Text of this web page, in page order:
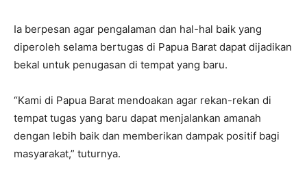
Ia berpesan agar pengalaman dan hal-hal baik yang
diperoleh selama bertugas di Papua Barat dapat dijadikan
bekal untuk penugasan di tempat yang baru.
“Kami di Papua Barat mendoakan agar rekan-rekan di
tempat tugas yang baru dapat menjalankan amanah
dengan lebih baik dan memberikan dampak positif bagi
masyarakat,” tuturnya.